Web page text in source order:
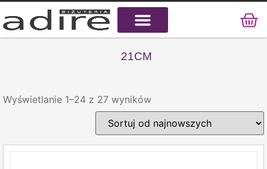
21CM
Wyświetlanie 1–24 z 27 wyników